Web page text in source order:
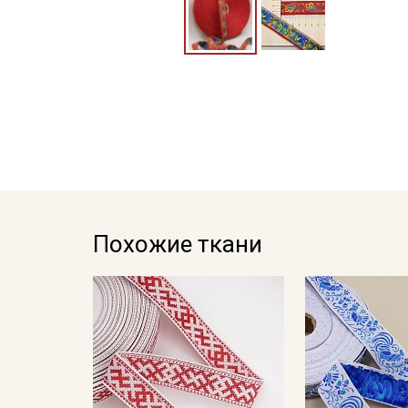
Похожие ткани